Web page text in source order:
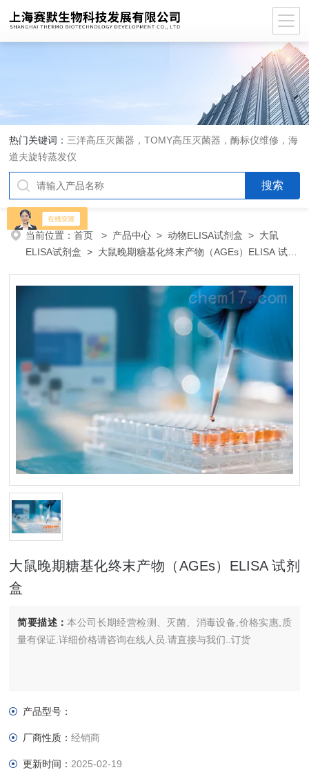
热门关键词： 三洋高压灭菌器，TOMY高压灭菌器，酶标仪维修，海
道夫旋转蒸发仪
当前位置：首页 > 产品中心 >动物ELISA试剂盒 > 大鼠
ELISA试剂盒 > 大鼠晚期糖基化终末产物（AGEs）ELISA 试剂
大鼠晚期糖基化终末产物（AGEs）ELISA 试剂
盒
简要描述：本公司长期经营检测、灭菌、消毒设备,价格实惠,质
量有保证.详细价格请咨询在线人员.请直接与我们..订货
产品型号：
厂商性质：经销商
更新时间： 2025-02-19